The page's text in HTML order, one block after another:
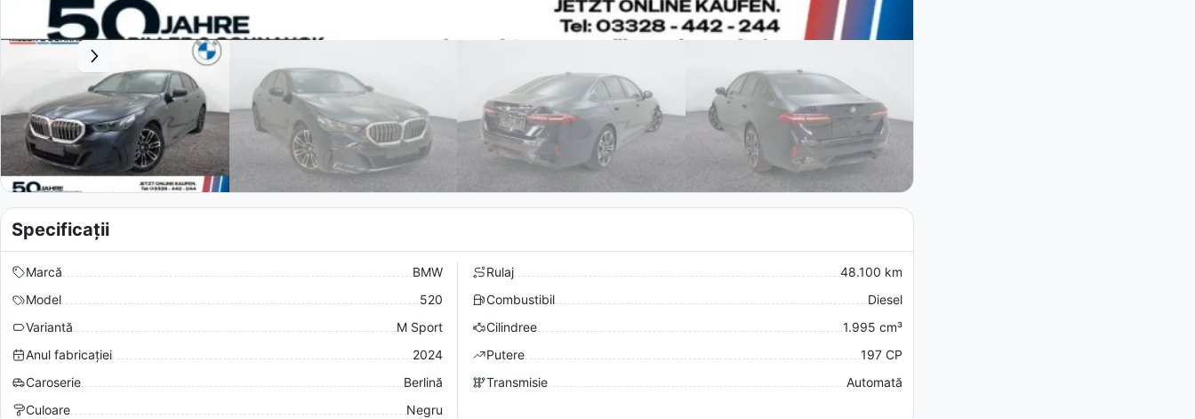
Specificații
Marcă
BMW
Model
520
Variantă
M Sport
Anul fabricației
2024
Caroserie
Berlină
Culoare
Negru
Rulaj
48.100 km
Combustibil
Diesel
Cilindree
1.995 cm³
Putere
197 CP
Transmisie
Automată